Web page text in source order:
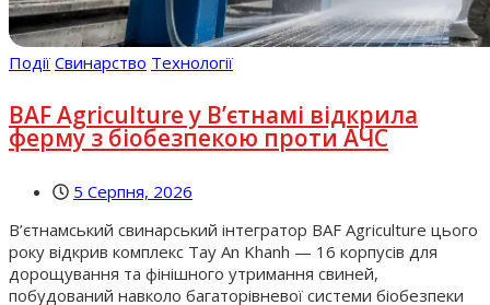
Події Свинарство Технології
BAF Agriculture у В’єтнамі відкрила
ферму з біобезпекою проти АЧС
5 Серпня, 2026
В’єтнамський свинарський інтегратор BAF Agriculture цього
року відкрив комплекс Tay An Khanh — 16 корпусів для
дорощування та фінішного утримання свиней,
побудований навколо багаторівневої системи біобезпеки